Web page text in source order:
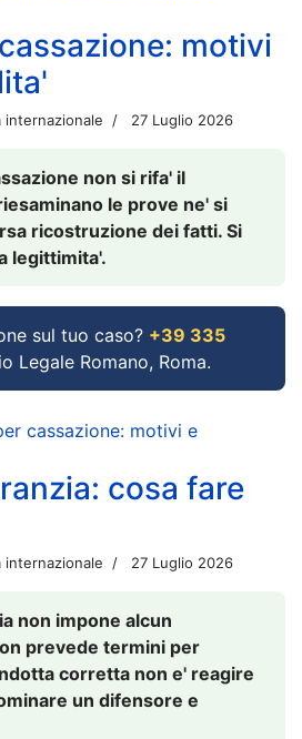
motivi
27 Luglio 2026
non si rifa' il
le prove ne' si
ricostruzione dei fatti. Si
legittimita'.
sul tuo caso? +39 335
Legale Romano, Roma.
cassazione: motivi e
cosa fare
27 Luglio 2026
non impone alcun
prevede termini per
corretta non e' reagire
un difensore e